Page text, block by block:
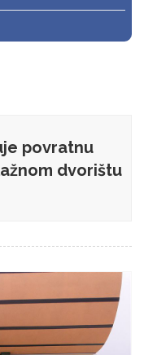
povratnu
dvorištu